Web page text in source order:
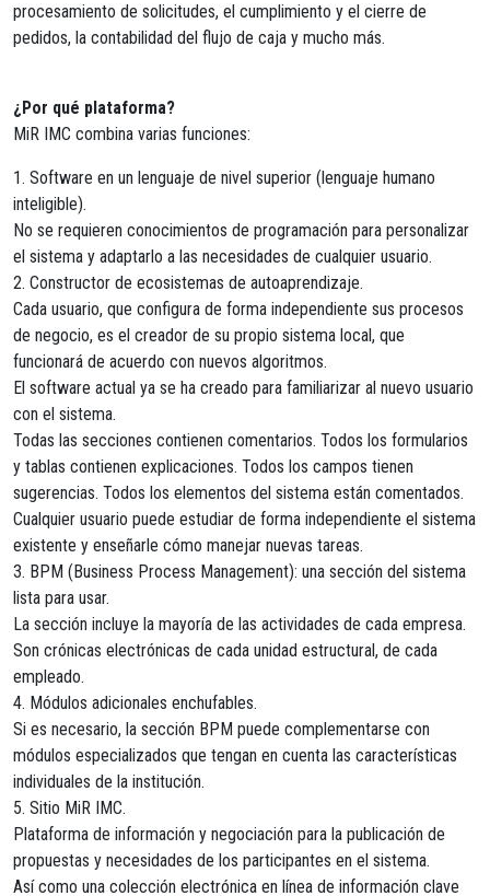
procesamiento de solicitudes, el cumplimiento y el cierre de
pedidos, la contabilidad del flujo de caja y mucho más.
¿Por qué plataforma?
MiR IMC combina varias funciones:
1. Software en un lenguaje de nivel superior (lenguaje humano
inteligible).
No se requieren conocimientos de programación para personalizar
el sistema y adaptarlo a las necesidades de cualquier usuario.
2. Constructor de ecosistemas de autoaprendizaje.
Cada usuario, que configura de forma independiente sus procesos
de negocio, es el creador de su propio sistema local, que
funcionará de acuerdo con nuevos algoritmos.
El software actual ya se ha creado para familiarizar al nuevo usuario
con el sistema.
Todas las secciones contienen comentarios. Todos los formularios
y tablas contienen explicaciones. Todos los campos tienen
sugerencias. Todos los elementos del sistema están comentados.
Cualquier usuario puede estudiar de forma independiente el sistema
existente y enseñarle cómo manejar nuevas tareas.
3. BPM (Business Process Management): una sección del sistema
lista para usar.
La sección incluye la mayoría de las actividades de cada empresa.
Son crónicas electrónicas de cada unidad estructural, de cada
empleado.
4. Módulos adicionales enchufables.
Si es necesario, la sección BPM puede complementarse con
módulos especializados que tengan en cuenta las características
individuales de la institución.
5. Sitio MiR IMC.
Plataforma de información y negociación para la publicación de
propuestas y necesidades de los participantes en el sistema.
Así como una colección electrónica en línea de información clave